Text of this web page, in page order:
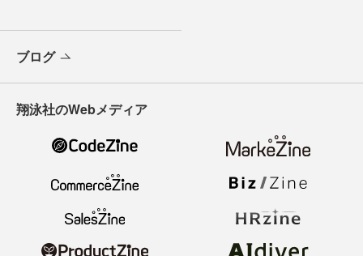
ブログ
翔泳社のWebメディア